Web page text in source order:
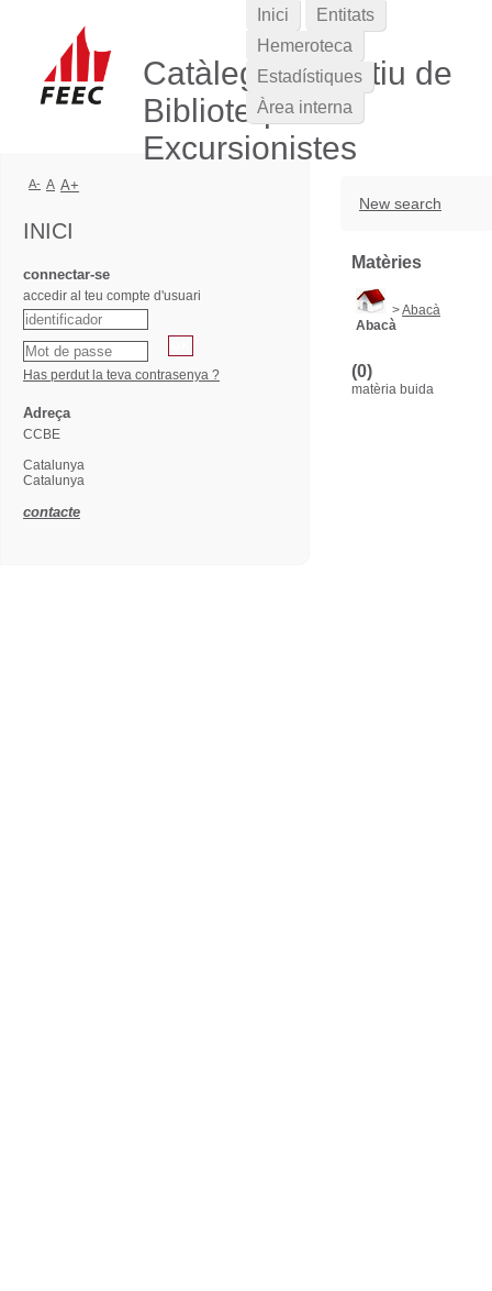
Catàleg Col·lectiu de
Biblioteques
Excursionistes
New search
Matèries
>Abacà
Abacà
(0)
matèria buida
Inici
Entitats
Hemeroteca
Estadístiques
Àrea interna
A- A A+
INICI
connectar-se
accedir al teu compte d'usuari
Has perdut la teva contrasenya ?
Adreça
CCBE
Catalunya
Catalunya
contacte